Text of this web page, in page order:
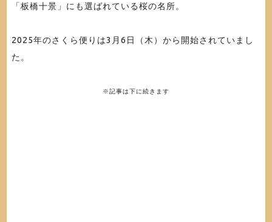
「板橋十景」にも選ばれている桜の名所。
2025年のさくら便りは3月6日（木）から開始されていまし
た。
※記事は下に続きます